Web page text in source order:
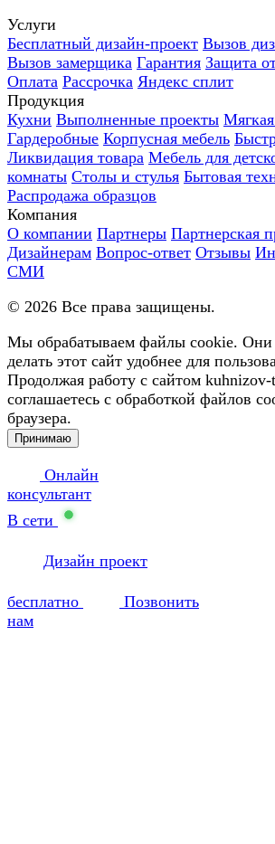
Услуги
Бесплатный дизайн-проект Вызов
Вызов замерщика Гарантия Защита
Оплата Рассрочка Яндекс сплит
Продукция
Кухни Выполненные проекты
Гардеробные Корпусная мебель
Ликвидация товара Мебель для
комнаты Столы и стулья Бытовая
Распродажа образцов
Компания
О компании Партнеры Партнерская
Дизайнерам Вопрос-ответ Отзывы
СМИ
© 2026 Все права защищены.
Мы обрабатываем файлы cookie. Они
делать этот сайт удобнее для
Продолжая работу с сайтом
соглашаетесь с обработкой файлов
браузера.
Принимаю
Онлайн
консультант
В сети
Дизайн проект
бесплатно
Позвонить
нам